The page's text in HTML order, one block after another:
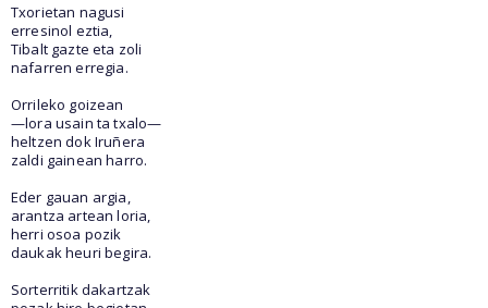
Txorietan nagusi
erresinol eztia,
Tibalt gazte eta zoli
nafarren erregia.
Orrileko goizean
—lora usain ta txalo—
heltzen dok Iruñera
zaldi gainean harro.
Eder gauan argia,
arantza artean loria,
herri osoa pozik
daukak heuri begira.
Sorterritik dakartzak